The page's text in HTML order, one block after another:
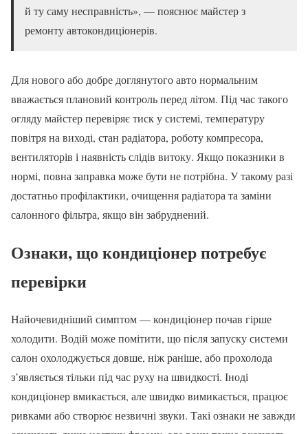
й ту саму несправність», — пояснює майстер з
ремонту автокондиціонерів.
Для нового або добре доглянутого авто нормальним
вважається плановий контроль перед літом. Під час такого
огляду майстер перевіряє тиск у системі, температуру
повітря на виході, стан радіатора, роботу компресора,
вентиляторів і наявність слідів витоку. Якщо показники в
нормі, повна заправка може бути не потрібна. У такому разі
достатньо профілактики, очищення радіатора та заміни
салонного фільтра, якщо він забруднений.
Ознаки, що кондиціонер потребує
перевірки
Найочевидніший симптом — кондиціонер почав гірше
холодити. Водій може помітити, що після запуску системи
салон охолоджується довше, ніж раніше, або прохолода
з’являється тільки під час руху на швидкості. Іноді
кондиціонер вмикається, але швидко вимикається, працює
ривками або створює незвичні звуки. Такі ознаки не завжди